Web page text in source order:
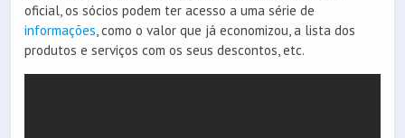
oficial, os sócios podem ter acesso a uma série de
informações , como o valor que já economizou, a lista dos
produtos e serviços com os seus descontos, etc.